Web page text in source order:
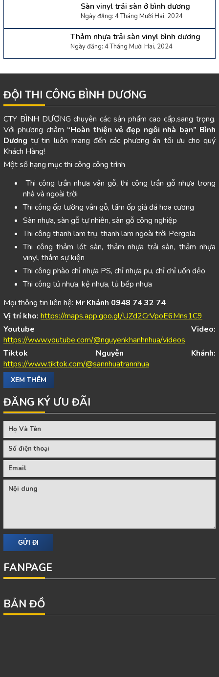
Sàn vinyl trải sàn ở bình dương
Ngày đăng: 4 Tháng Mười Hai, 2024
Thảm nhựa trải sàn vinyl bình dương
Ngày đăng: 4 Tháng Mười Hai, 2024
ĐỘI THI CÔNG BÌNH DƯƠNG
CTY BÌNH DƯƠNG chuyên các sản phẩm cao cấp,sang trọng.
Với phương châm “Hoàn thiện vẻ đẹp ngôi nhà bạn” Bình
Dươngtự tin luôn mang đến các phương án tối ưu cho quý
Khách Hàng!
Một số hạng mục thi công công trình
Thi công trần nhựa vân gỗ, thi công trần gỗ nhựa trong
nhà và ngoài trời
Thi công ốp tường vân gỗ, tấm ốp giả đá hoa cương
Sàn nhựa, sàn gỗ tự nhiên, sàn gỗ công nghiệp
Thi công thanh lam trụ, thanh lam ngoài trời Pergola
Thi công thảm lót sàn, thảm nhựa trải sàn, thảm nhựa
vinyl, thảm sự kiện
Thi công phào chỉ nhựa PS, chỉ nhựa pu, chỉ chỉ uốn dẻo
Thi công tủ nhựa, kệ nhựa, tủ bếp nhựa
Mọi thông tin liên hệ: Mr Khánh 0948 74 32 74
Vị trí kho: https://maps.app.goo.gl/UZd2CrVpoE6Mns1C9
Youtube Video:
https://www.youtube.com/@nguyenkhanhnhua/videos
Tiktok Nguyễn Khánh:
https://www.tiktok.com/@sannhuatrannhua
XEM THÊM
ĐĂNG KÝ ƯU ĐÃI
FANPAGE
BẢN ĐỒ